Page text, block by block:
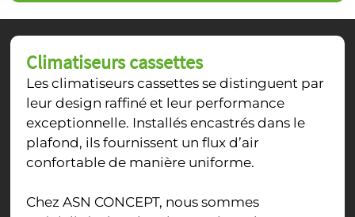
Climatiseurs cassettes
Les climatiseurs cassettes se distinguent par
leur design raffiné et leur performance
exceptionnelle. Installés encastrés dans le
plafond, ils fournissent un flux d’air
confortable de manière uniforme.
Chez ASN CONCEPT, nous sommes